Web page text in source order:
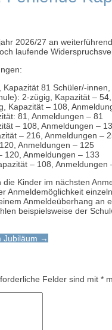
2026/27 an
laufende
81 Schüler/-
2-zügig, Kapazität –
Kapazität – 108,
81, Anmeldungen – 81
– 108, Anmeldungen –
– 216, Anmeldungen –
Anmeldungen – 125
120, Anmeldungen – 133
– 108, Anmeldungen
Kinder im nächsten
Anmeldemöglichkeit
Anmeldeüberhang
beispielsweise der
Jubiläum →
Felder sind mit *